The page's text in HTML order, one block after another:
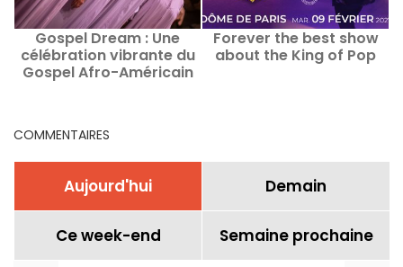
Gospel Dream : Une
célébration vibrante du
Gospel Afro-Américain
Forever the best show
about the King of Pop
COMMENTAIRES
Aujourd'hui Demain
Ce week-end Semaine prochaine